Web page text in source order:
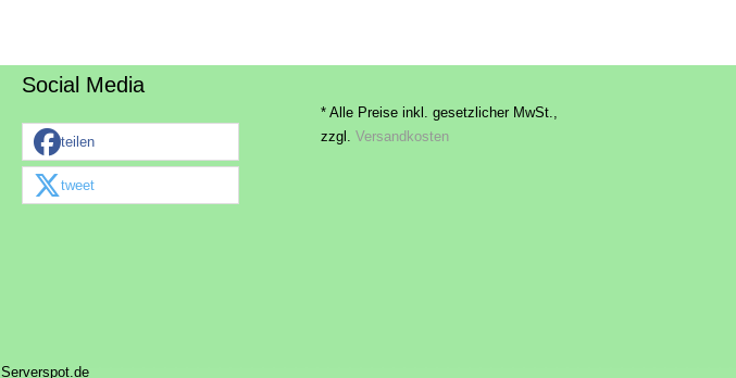
Social Media
teilen
tweet
* Alle Preise inkl. gesetzlicher MwSt.,
zzgl. Versandkosten
Serverspot.de